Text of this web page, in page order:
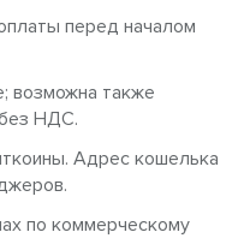
перед началом
возможна также
НДС.
Адрес кошелька
по коммерческому